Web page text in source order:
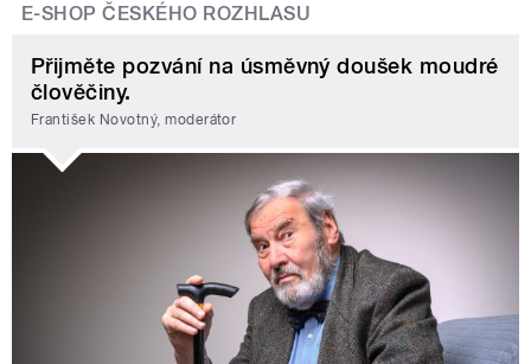
E-SHOP ČESKÉHO ROZHLASU
Přijměte pozvání na úsměvný doušek moudré
člověčiny.
František Novotný, moderátor